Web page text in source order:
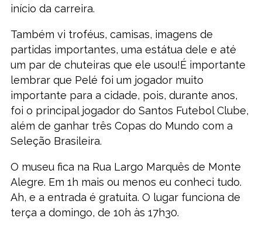
início da carreira.
Também vi troféus, camisas, imagens de
partidas importantes, uma estátua dele e até
um par de chuteiras que ele usou!É importante
lembrar que Pelé foi um jogador muito
importante para a cidade, pois, durante anos,
foi o principal jogador do Santos Futebol Clube,
além de ganhar três Copas do Mundo com a
Seleção Brasileira.
O museu fica na Rua Largo Marquês de Monte
Alegre. Em 1h mais ou menos eu conheci tudo.
Ah, e a entrada é gratuita. O lugar funciona de
terça a domingo, de 10h às 17h30.